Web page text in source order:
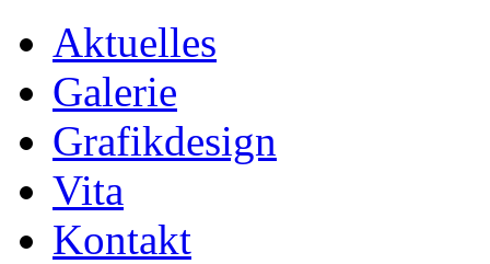
Aktuelles
Galerie
Grafikdesign
Vita
Kontakt